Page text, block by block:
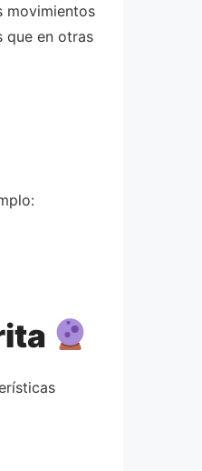
movimientos
que en otras